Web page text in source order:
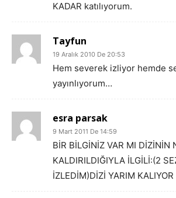
KADAR katılıyorum.
Tayfun
19 Aralık 2010 De 20:53
Hem severek izliyor hemde
yayınlıyorum…
esra parsak
9 Mart 2011 De 14:59
BİR BİLGİNİZ VAR MI DİZİNİN
KALDIRILDIĞIYLA İLGİLİ:(2
İZLEDİM)DİZİ YARIM KALIYOR